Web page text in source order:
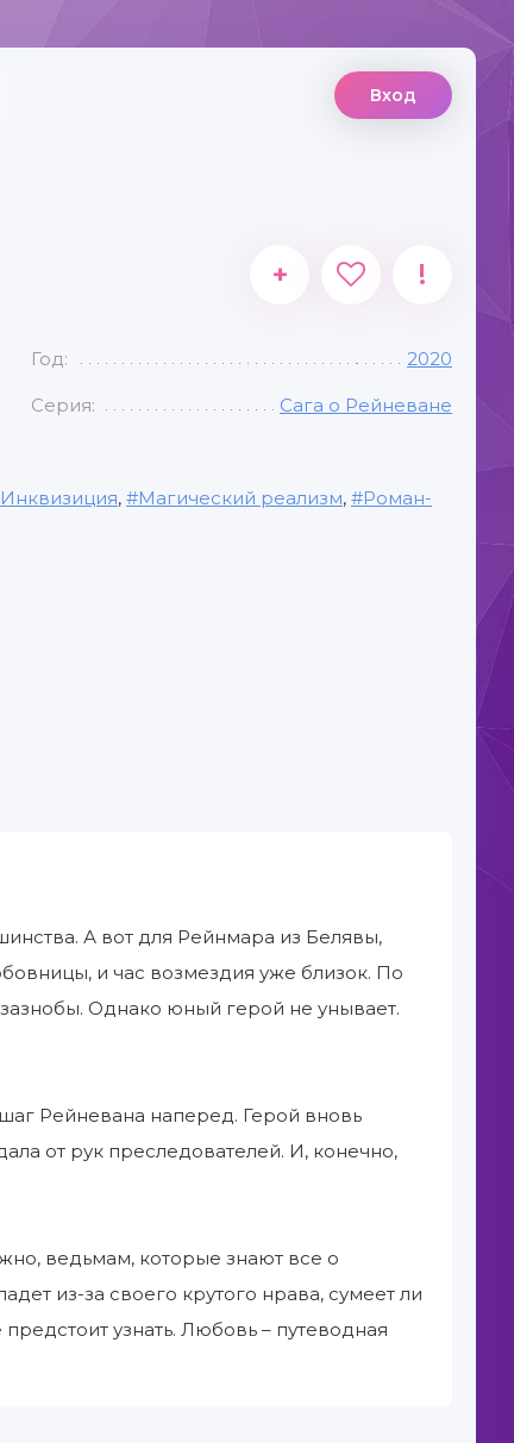
Вход
+ !
Год: 2020
Серия: Сага о Рейневане
Инквизиция, Магический реализм,
Роман-
А вот для Рейнмара из Белявы,
и час возмездия уже близок. По
Однако юный герой не унывает.
Рейневана наперед. Герой вновь
от рук преследователей. И, конечно,
ведьмам, которые знают все о
из-за своего крутого нрава, сумеет ли
узнать. Любовь – путеводная